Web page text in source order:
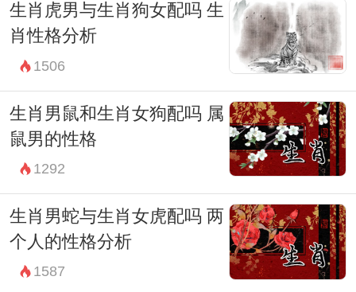
生肖虎男与生肖狗女配吗 生
肖性格分析
1506
生肖男鼠和生肖女狗配吗 属
鼠男的性格
1292
生肖男蛇与生肖女虎配吗 两
个人的性格分析
1587